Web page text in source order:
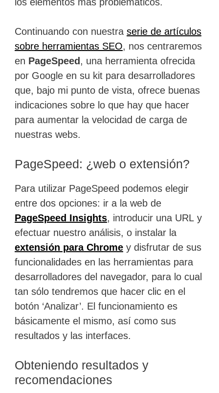
Continuando con nuestra serie de artículos
sobre herramientas SEO, nos centraremos
en PageSpeed , una herramienta ofrecida
por Google en su kit para desarrolladores
que, bajo mi punto de vista, ofrece buenas
indicaciones sobre lo que hay que hacer
para aumentar la velocidad de carga de
nuestras webs.
PageSpeed: ¿web o extensión?
Para utilizar PageSpeed podemos elegir
entre dos opciones: ir a la web de
PageSpeed Insights, introducir una URL y
efectuar nuestro análisis, o instalar la
extensión para Chrome y disfrutar de sus
funcionalidades en las herramientas para
desarrolladores del navegador, para lo cual
tan sólo tendremos que hacer clic en el
botón ‘Analizar’. El funcionamiento es
básicamente el mismo, así como sus
resultados y las interfaces.
Obteniendo resultados y
recomendaciones